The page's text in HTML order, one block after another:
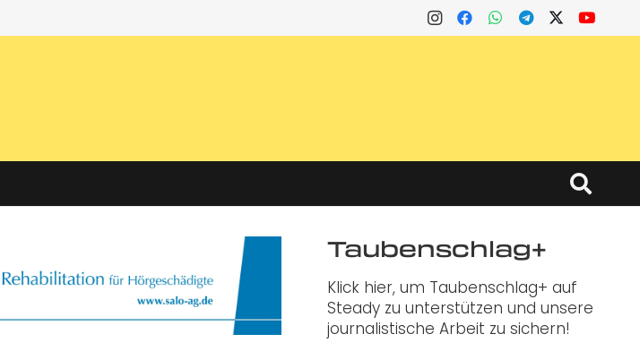
Taubenschlag+
Klick hier, um Taubenschlag+ auf
Steady zu unterstützen und unsere
journalistische Arbeit zu sichern!